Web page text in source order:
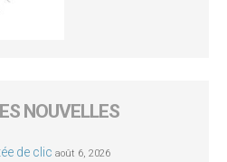
NOUVELLES
de clic août 6, 2026